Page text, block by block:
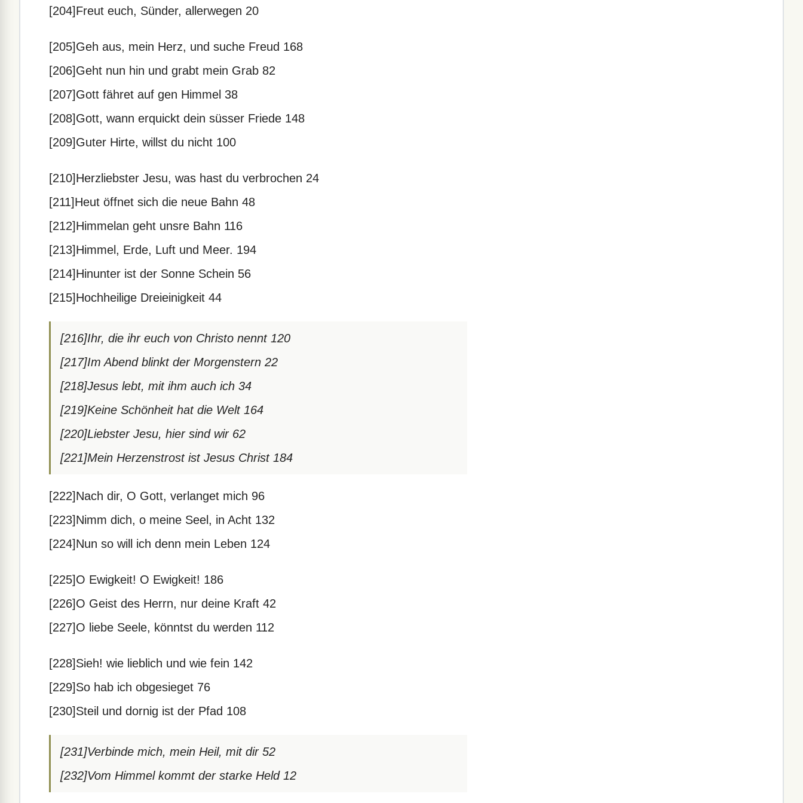
[204]Freut euch, Sünder, allerwegen 20
[205]Geh aus, mein Herz, und suche Freud 168
[206]Geht nun hin und grabt mein Grab 82
[207]Gott fähret auf gen Himmel 38
[208]Gott, wann erquickt dein süsser Friede 148
[209]Guter Hirte, willst du nicht 100
[210]Herzliebster Jesu, was hast du verbrochen 24
[211]Heut öffnet sich die neue Bahn 48
[212]Himmelan geht unsre Bahn 116
[213]Himmel, Erde, Luft und Meer. 194
[214]Hinunter ist der Sonne Schein 56
[215]Hochheilige Dreieinigkeit 44
[216]Ihr, die ihr euch von Christo nennt 120
[217]Im Abend blinkt der Morgenstern 22
[218]Jesus lebt, mit ihm auch ich 34
[219]Keine Schönheit hat die Welt 164
[220]Liebster Jesu, hier sind wir 62
[221]Mein Herzenstrost ist Jesus Christ 184
[222]Nach dir, O Gott, verlanget mich 96
[223]Nimm dich, o meine Seel, in Acht 132
[224]Nun so will ich denn mein Leben 124
[225]O Ewigkeit! O Ewigkeit! 186
[226]O Geist des Herrn, nur deine Kraft 42
[227]O liebe Seele, könntst du werden 112
[228]Sieh! wie lieblich und wie fein 142
[229]So hab ich obgesieget 76
[230]Steil und dornig ist der Pfad 108
[231]Verbinde mich, mein Heil, mit dir 52
[232]Vom Himmel kommt der starke Held 12